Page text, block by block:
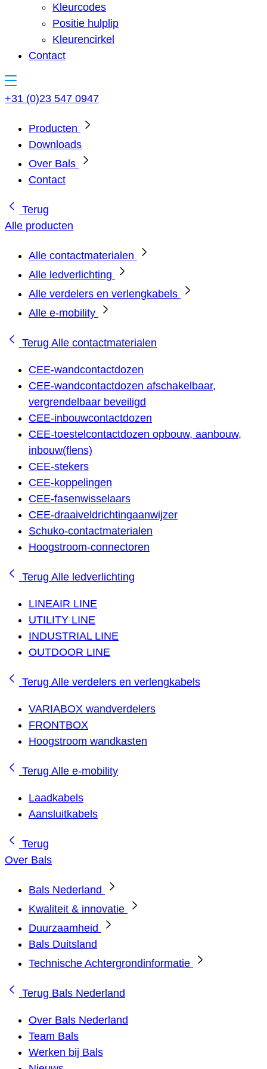
Kleurcodes
Positie hulplip
Kleurencirkel
Contact
+31 (0)23 547 0947
Producten
Downloads
Over Bals
Contact
Terug
Alle producten
Alle contactmaterialen
Alle ledverlichting
Alle verdelers en verlengkabels
Alle e-mobility
Terug Alle contactmaterialen
CEE-wandcontactdozen
CEE-wandcontactdozen afschakelbaar,
vergrendelbaar beveiligd
CEE-inbouwcontactdozen
CEE-toestelcontactdozen opbouw, aanbouw,
inbouw(flens)
CEE-stekers
CEE-koppelingen
CEE-fasenwisselaars
CEE-draaiveldrichtingaanwijzer
Schuko-contactmaterialen
Hoogstroom-connectoren
Terug Alle ledverlichting
LINEAIR LINE
UTILITY LINE
INDUSTRIAL LINE
OUTDOOR LINE
Terug Alle verdelers en verlengkabels
VARIABOX wandverdelers
FRONTBOX
Hoogstroom wandkasten
Terug Alle e-mobility
Laadkabels
Aansluitkabels
Terug
Over Bals
Bals Nederland
Kwaliteit & innovatie
Duurzaamheid
Bals Duitsland
Technische Achtergrondinformatie
Terug Bals Nederland
Over Bals Nederland
Team Bals
Werken bij Bals